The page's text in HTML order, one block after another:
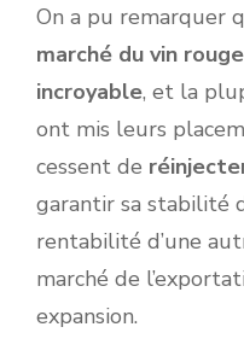
On a pu remarquer
marché du vin
incroyable, et la
ont mis leurs
cessent de
garantir sa stabilité
rentabilité d’une
marché de
expansion.